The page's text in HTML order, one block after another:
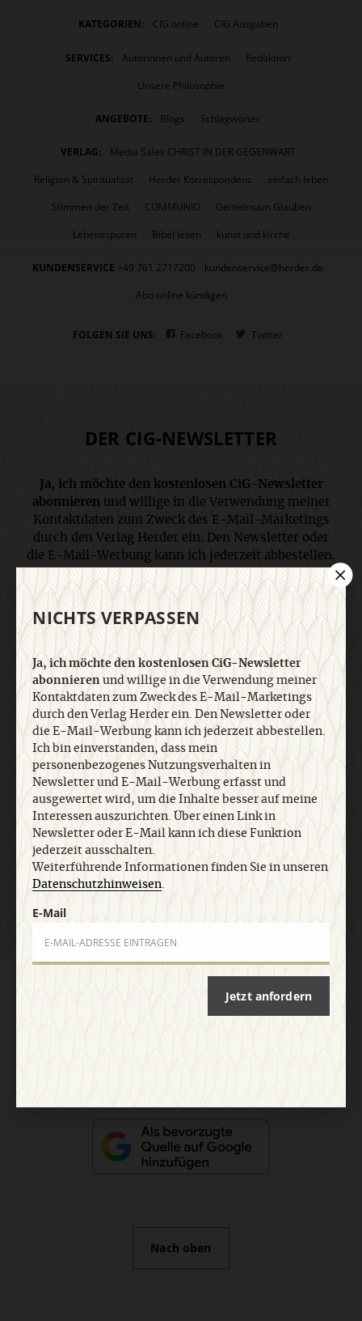
KATEGORIEN: CIG online CIG Ausgaben
SERVICES: Autorinnen und Autoren
Redaktion
Unsere Philosophie
ANGEBOTE: Blogs Schlagwörter
VERLAG:
Media Sales CHRIST IN DER GEGENWART
Religion & Spiritualität
Herder Korrespondenz
einfach leben
Stimmen der Zeit
COMMUNIO
Gemeinsam Glauben
Lebensspuren
Bibel lesen kunst und kirche
KUNDENSERVICE +49 761 2717200
kundenservice@herder.de
Abo online kündigen
FOLGEN SIE UNS: Facebook Twitter
DER CIG-NEWSLETTER
Ja, ich möchte den kostenlosen CiG-Newsletter
abonnieren und willige in die Verwendung meiner
Kontaktdaten zum Zweck des E-Mail-Marketings
durch den Verlag Herder ein. Den Newsletter oder
die E-Mail-Werbung kann ich jederzeit abbestellen.
Ich bin einverstanden, dass mein
personenbezogenes Nutzungsverhalten in
Newsletter und E-Mail-Werbung erfasst und
ausgewertet wird, um die Inhalte besser auf meine
Interessen auszurichten. Über einen Link in
Newsletter oder E-Mail kann ich diese Funktion
jederzeit ausschalten. Weiterführende
Informationen finden Sie in unseren
Datenschutzhinweisen.
E-Mail
Nach oben
NICHTS VERPASSEN
Ja, ich möchte den kostenlosen CiG-Newsletter
abonnierenund willige in die Verwendung meiner
Kontaktdaten zum Zweck des E-Mail-Marketings
durch den Verlag Herder ein. Den Newsletter oder
die E-Mail-Werbung kann ich jederzeit abbestellen.
Ich bin einverstanden, dass mein
personenbezogenes Nutzungsverhalten in
Newsletter und E-Mail-Werbung erfasst und
ausgewertet wird, um die Inhalte besser auf meine
Interessen auszurichten. Über einen Link in
Newsletter oder E-Mail kann ich diese Funktion
jederzeit ausschalten.
Weiterführende Informationen finden Sie in unseren
Datenschutzhinweisen.
E-Mail
Jetzt anfordern